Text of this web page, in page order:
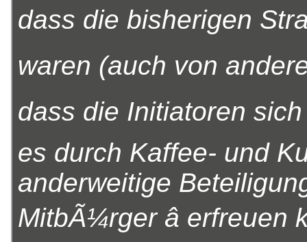
dass die bisherigen
waren (auch von
dass die Initiatoren sich
es durch Kaffee- und
anderweitige
MitbÃ¼rger â erfreuen